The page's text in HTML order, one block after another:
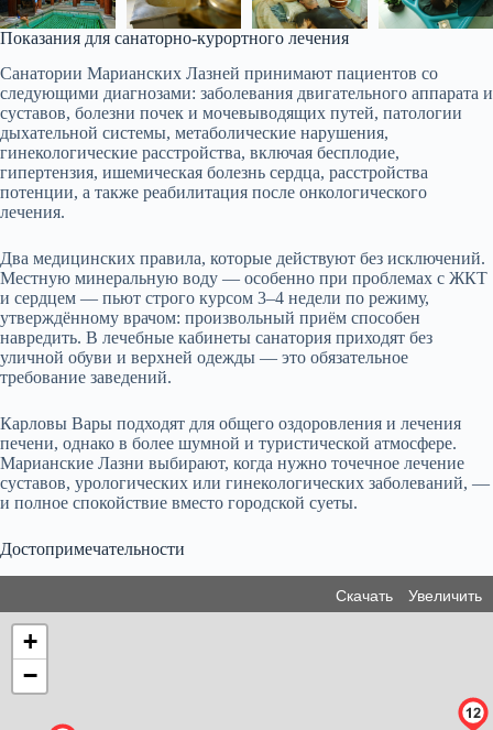
Показания для санаторно-курортного лечения
Санатории Марианских Лазней принимают пациентов со
следующими диагнозами: заболевания двигательного аппарата и
суставов, болезни почек и мочевыводящих путей, патологии
дыхательной системы, метаболические нарушения,
гинекологические расстройства, включая бесплодие,
гипертензия, ишемическая болезнь сердца, расстройства
потенции, а также реабилитация после онкологического
лечения.
Два медицинских правила, которые действуют без исключений.
Местную минеральную воду — особенно при проблемах с ЖКТ
и сердцем — пьют строго курсом 3–4 недели по режиму,
утверждённому врачом: произвольный приём способен
навредить. В лечебные кабинеты санатория приходят без
уличной обуви и верхней одежды — это обязательное
требование заведений.
Карловы Вары подходят для общего оздоровления и лечения
печени, однако в более шумной и туристической атмосфере.
Марианские Лазни выбирают, когда нужно точечное лечение
суставов, урологических или гинекологических заболеваний, —
и полное спокойствие вместо городской суеты.
Достопримечательности
Скачать Увеличить